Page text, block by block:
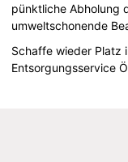
pünktliche Abholung
umweltschonende
Schaffe wieder Platz
Entsorgungsservice